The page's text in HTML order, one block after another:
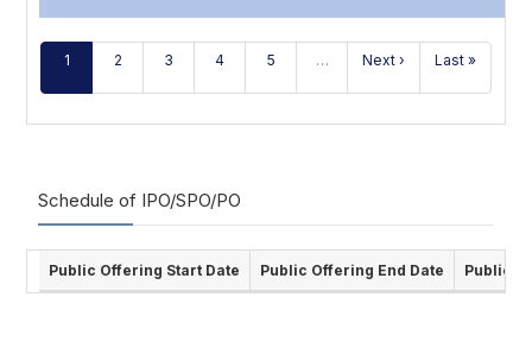
1 2 3 4 5 … Next › Last »
Schedule of IPO/SPO/PO
Public Offering Start Date Public Offering End Date Public